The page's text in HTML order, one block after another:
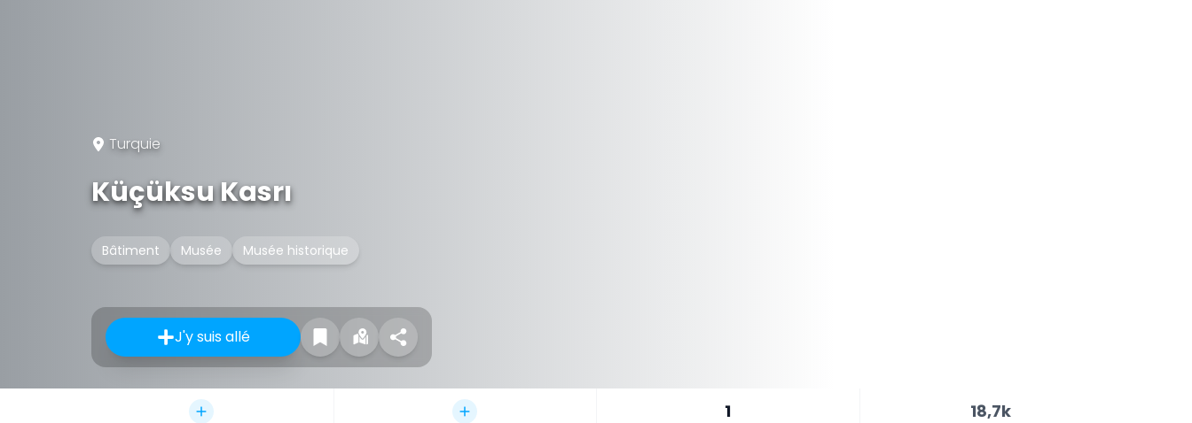
Turquie
Küçüksu Kasrı
Bâtiment Musée Musée historique
J'y suis allé
1 18,7k